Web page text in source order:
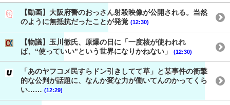
【動画】大阪府警のおっさん射殺映像が公開される。当然
のように無抵抗だったことが発覚 (12:30)
【物議】玉川徹氏、原爆の日に「一度核が使われれ
ば、“使っていい”という世界になりかねない」
(12:30)
「あのヤフコメ民すらドン引きしてて草」と某事件の衝撃
的な公判が話題に、なんか変な力が働いてんのかってくら
い…… (12:29)